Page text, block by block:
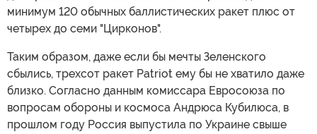
минимум 120 обычных баллистических ракет плюс от
четырех до семи "Цирконов".
Таким образом, даже если бы мечты Зеленского
сбылись, трехсот ракет Patriot ему бы не хватило даже
близко. Согласно данным комиссара Евросоюза по
вопросам обороны и космоса Андрюса Кубилюса, в
прошлом году Россия выпустила по Украине свыше